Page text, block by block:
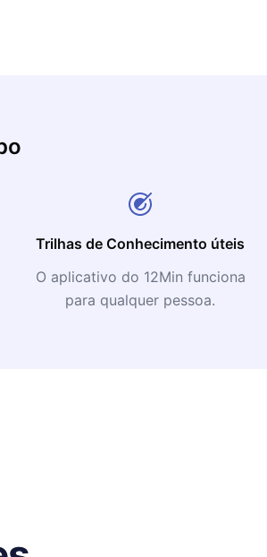
Trilhas de Conhecimento úteis
O aplicativo do 12Min funciona
para qualquer pessoa.